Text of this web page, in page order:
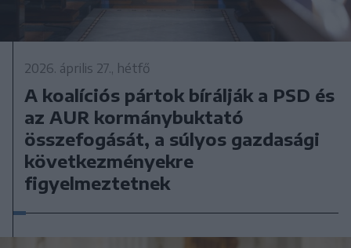
2026. április 27., hétfő
A koalíciós pártok bírálják a PSD és
az AUR kormánybuktató
összefogását, a súlyos gazdasági
következményekre
figyelmeztetnek